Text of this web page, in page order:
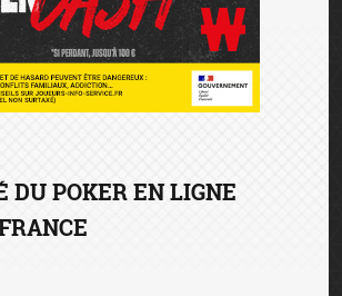
DU POKER EN LIGNE